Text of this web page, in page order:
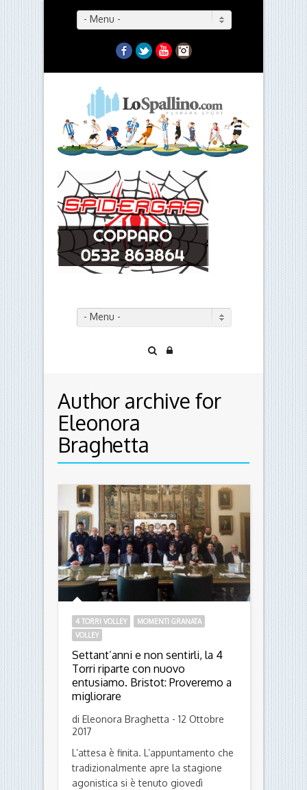
- Menu -
Facebook
TwitterYouTubeInstagram
- Menu -
Author archive for
Eleonora
Braghetta
4 TORRI VOLLEY
MOMENTI GRANATA
VOLLEY
Settant’anni e non sentirli, la 4
Torri riparte con nuovo
entusiamo. Bristot: Proveremo a
migliorare
di Eleonora Braghetta - 12 Ottobre
2017
L’attesa è finita. L’appuntamento che
tradizionalmente apre la stagione
agonistica si è tenuto giovedì